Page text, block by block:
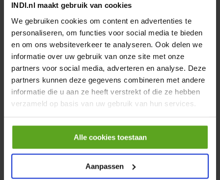
INDI.nl maakt gebruik van cookies
We gebruiken cookies om content en advertenties te
personaliseren, om functies voor social media te bieden
en om ons websiteverkeer te analyseren. Ook delen we
informatie over uw gebruik van onze site met onze
partners voor social media, adverteren en analyse. Deze
partners kunnen deze gegevens combineren met andere
informatie die u aan ze heeft verstrekt of die ze hebben
verzameld op basis van uw gebruik van hun services.
Alle cookies toestaan
Aanpassen
Aantal +
Vergelijken
Axiaalkit EAMM-A-P8-38A-
60RA
Artikelnummer:
− Aantal